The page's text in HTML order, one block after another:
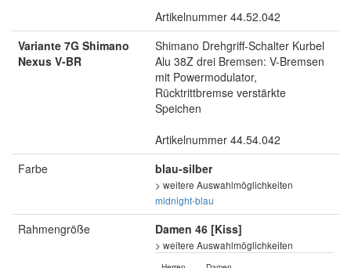
Artikelnummer 44.52.042
Variante 7G Shimano
Nexus V-BR
Shimano Drehgriff-Schalter Kurbel
Alu 38Z drei Bremsen: V-Bremsen
mit Powermodulator,
Rücktrittbremse verstärkte
Speichen
Artikelnummer 44.54.042
Farbe
blau-silber
> weitere Auswahlmöglichkeiten
midnight-blau
Rahmengröße Damen 46 [Kiss]
> weitere Auswahlmöglichkeiten